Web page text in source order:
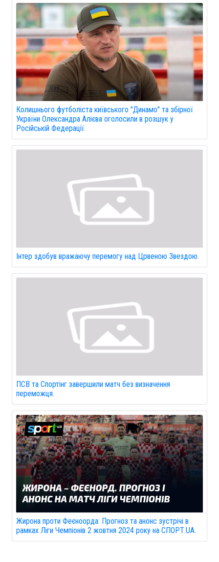
Колишнього футболіста київського "Динамо" та збірної
України Олександра Алієва оголосили в розшук у
Російській Федерації.
Інтер здобув вражаючу перемогу над Црвеною Звездою.
ПСВ та Спортінг завершили матч без визначення
переможця.
Жирона проти Феєноорда: Прогноз та анонс зустрічі в
рамках Ліги Чемпіонів 2 жовтня 2024 року на СПОРТ.UA.